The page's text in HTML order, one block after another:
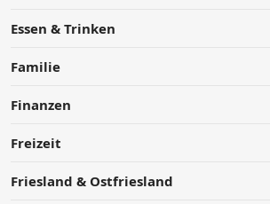
Essen & Trinken
Familie
Finanzen
Freizeit
Friesland & Ostfriesland